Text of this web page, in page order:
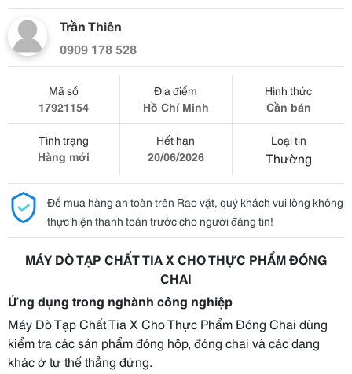
Trần Thiên
0909 178 528
Mã số
17921154
Địa điểm
Hồ Chí Minh
Hình thức
Cần bán
Tình trạng
Hàng mới
Hết hạn
20/06/2026
Loại tin
Thường
Để mua hàng an toàn trên Rao vặt, quý khách vui lòng không
thực hiện thanh toán trước cho người đăng tin!
MÁY DÒ TẠP CHẤT TIA X CHO THỰC PHẨM ĐÓNG
CHAI
Ứng dụng trong nghành công nghiệp
Máy Dò Tạp Chất Tia X Cho Thực Phẩm Đóng Chai dùng
kiểm tra các sản phẩm đóng hộp, đóng chai và các dạng
khác ở tư thế thẳng đứng.